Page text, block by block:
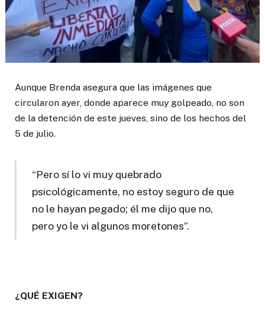
Aunque Brenda asegura que las imágenes que
circularon ayer, donde aparece muy golpeado, no son
de la detención de este jueves, sino de los hechos del
5 de julio.
“Pero sí lo vi muy quebrado
psicológicamente, no estoy seguro de que
no le hayan pegado; él me dijo que no,
pero yo le vi algunos moretones”.
¿QUÉ EXIGEN?